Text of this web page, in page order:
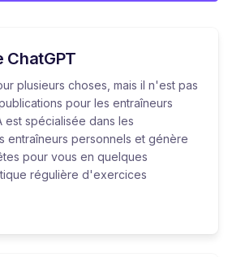
ChatGPT
plusieurs choses, mais il n'est pas
pour les entraîneurs
est spécialisée dans les
entraîneurs personnels et génère
pour vous en quelques
régulière d'exercices